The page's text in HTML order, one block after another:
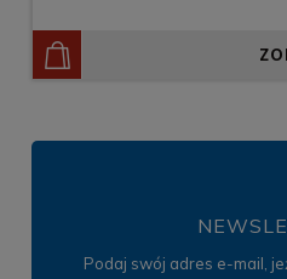
Podaj swój adres e-mail,